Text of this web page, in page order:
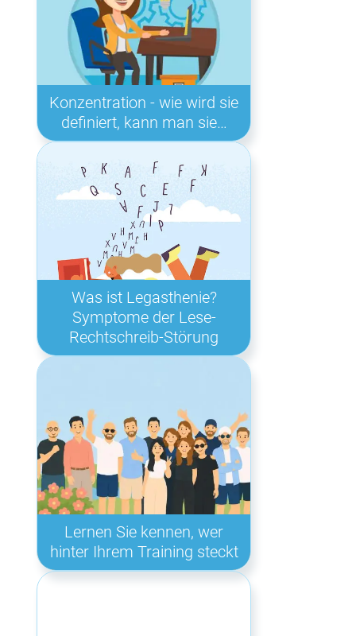
Konzentration - wie wird sie
definiert, kann man sie…
Was ist Legasthenie?
Symptome der Lese-
Rechtschreib-Störung
Lernen Sie kennen, wer
hinter Ihrem Training steckt